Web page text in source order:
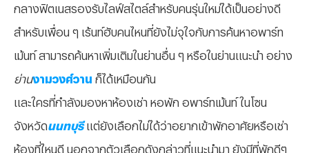
กลางฟิตเนสรองรับไลฟ์สไตล์สำหรับคนรุ่นใหม่ได้เป็นอย่างดี
สำหรับเพื่อน ๆ เร้นท์ฮับคนไหนที่ยังไม่จุใจกับการค้นหาอพาร์ท
เม้นท์ สามารถค้นหาเพิ่มเติมในย่านอื่น ๆ หรือในย่านแนะนำ อย่าง
ย่านงามวงศ์วาน ก็ได้เหมือนกัน
และใครที่กำลังมองหาห้องเช่า หอพัก อพาร์ทเม้นท์ ในโซน
จังหวัด นนทบุรี แต่ยังเลือกไม่ได้ว่าอยากเข้าพักอาศัยหรือเช่า
ห้องที่ไหนดี นอกจากตัวเลือกดังกล่าวที่แนะนำมา ยังมีที่พักดีๆ